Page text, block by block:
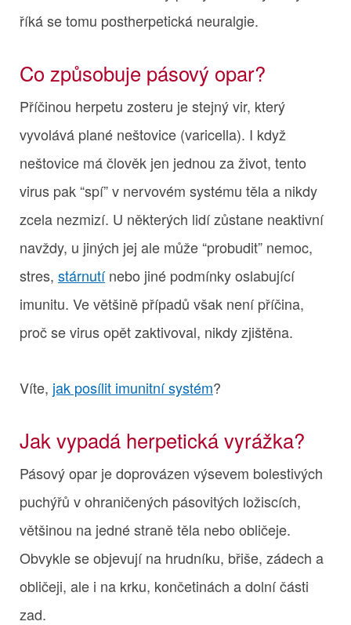
říká se tomu postherpetická neuralgie.
Co způsobuje pásový opar?
Příčinou herpetu zosteru je stejný vir, který
vyvolává plané neštovice (varicella). I když
neštovice má člověk jen jednou za život, tento
virus pak “spí” v nervovém systému těla a nikdy
zcela nezmizí. U některých lidí zůstane neaktivní
navždy, u jiných jej ale může “probudit” nemoc,
stres, stárnutínebo jiné podmínky oslabující
imunitu. Ve většině případů však není příčina,
proč se virus opět zaktivoval, nikdy zjištěna.
Víte, jak posílit imunitní systém?
Jak vypadá herpetická vyrážka?
Pásový opar je doprovázen výsevem bolestivých
puchýřů v ohraničených pásovitých ložiscích,
většinou na jedné straně těla nebo obličeje.
Obvykle se objevují na hrudníku, břiše, zádech a
obličeji, ale i na krku, končetinách a dolní části
zad.